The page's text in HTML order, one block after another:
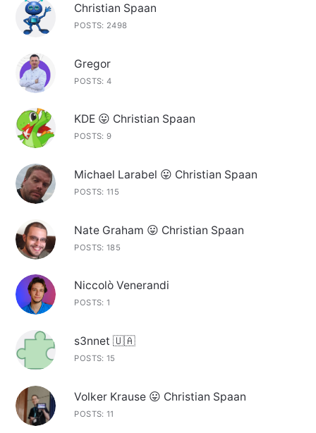
Christian Spaan
POSTS: 2498
Gregor
POSTS: 4
KDE 😛 Christian Spaan
POSTS: 9
Michael Larabel 😛 Christian Spaan
POSTS: 115
Nate Graham 😛 Christian Spaan
POSTS: 185
Niccolò Venerandi
POSTS: 1
s3nnet 🇺🇦
POSTS: 15
Volker Krause 😛 Christian Spaan
POSTS: 11